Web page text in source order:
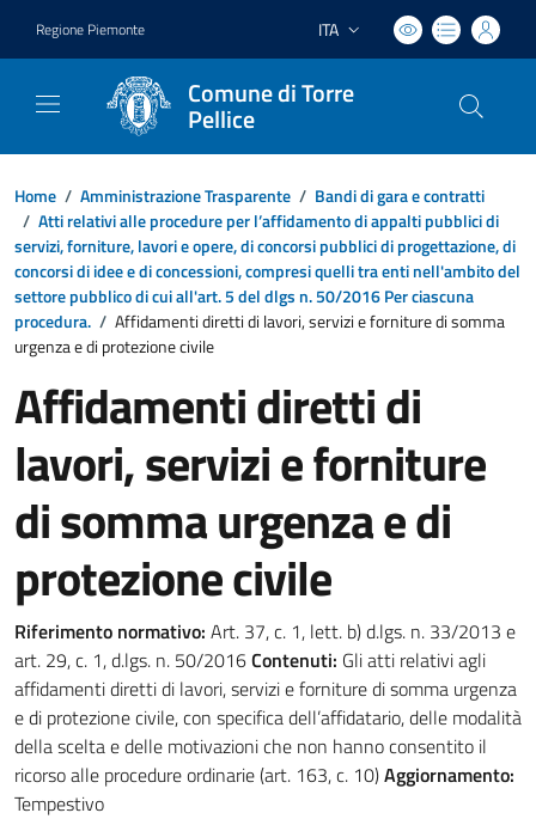
Regione Piemonte Lingua attiva:
ITA
Comune di Torre
Pellice
Home / Amministrazione Trasparente / Bandi di gara e contratti
/ Atti relativi alle procedure per l’affidamento di appalti pubblici di
servizi, forniture, lavori e opere, di concorsi pubblici di progettazione, di
concorsi di idee e di concessioni, compresi quelli tra enti nell'ambito del
settore pubblico di cui all'art. 5 del dlgs n. 50/2016 Per ciascuna
procedura. / Affidamenti diretti di lavori, servizi e forniture di somma
urgenza e di protezione civile
Affidamenti diretti di
lavori, servizi e forniture
di somma urgenza e di
protezione civile
Riferimento normativo: Art. 37, c. 1, lett. b) d.lgs. n. 33/2013 e
art. 29, c. 1, d.lgs. n. 50/2016Contenuti: Gli atti relativi agli
affidamenti diretti di lavori, servizi e forniture di somma urgenza
e di protezione civile, con specifica dell’affidatario, delle modalità
della scelta e delle motivazioni che non hanno consentito il
ricorso alle procedure ordinarie (art. 163, c. 10)Aggiornamento:
Tempestivo